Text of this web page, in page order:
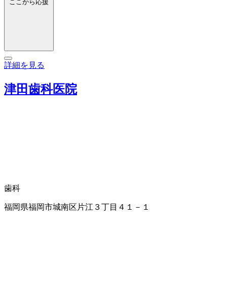
ここから応援
詳細を見る
津田歯科医院
歯科
福岡県福岡市城南区片江３丁目４１－１